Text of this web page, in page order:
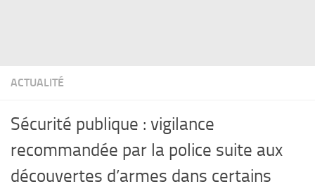
ACTUALITÉ
Sécurité publique : vigilance
recommandée par la police suite aux
découvertes d’armes dans certains